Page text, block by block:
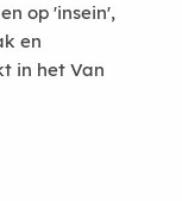
op 'insein',
en
in het Van